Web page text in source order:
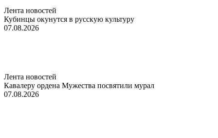
Лента новостей
Кубинцы окунутся в русскую культуру
07.08.2026
Лента новостей
Кавалеру ордена Мужества посвятили мурал
07.08.2026